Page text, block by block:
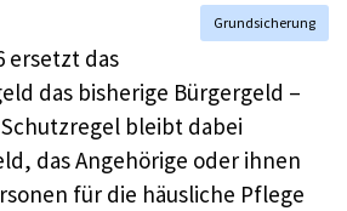
Grundsicherung
ersetzt das
das bisherige Bürgergeld –
bleibt dabei
das Angehörige oder ihnen
für die häusliche Pflege